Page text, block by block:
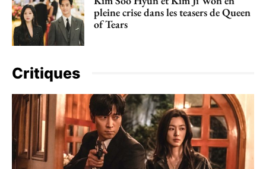
pleine crise dans les teasers de Queen
of Tears
Critiques